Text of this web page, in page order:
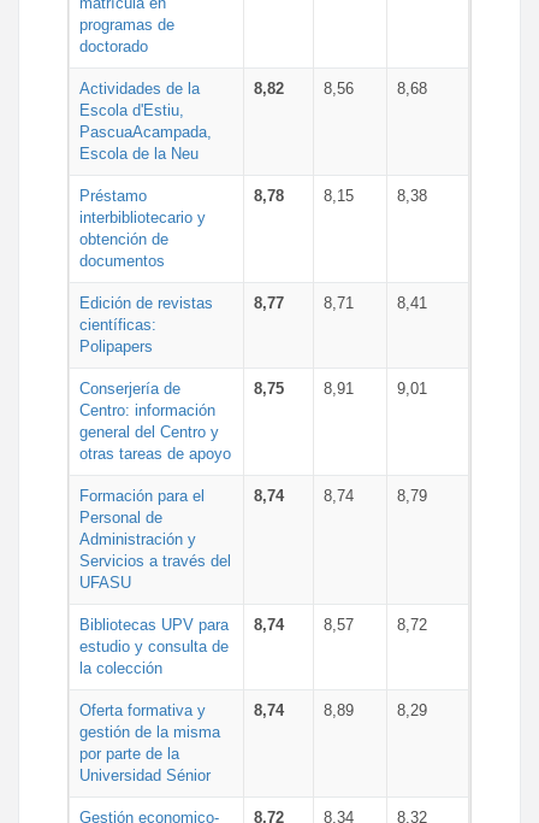
programas de
doctorado
Actividades de la
Escola d'Estiu,
PascuaAcampada,
Escola de la Neu
8,82 8,56 8,68
Préstamo
interbibliotecario y
obtención de
documentos
8,78 8,15 8,38
Edición de revistas
científicas:
Polipapers
8,77 8,71 8,41
Conserjería de
Centro: información
general del Centro y
otras tareas de apoyo
8,75 8,91 9,01
Formación para el
Personal de
Administración y
Servicios a través del
UFASU
8,74 8,74 8,79
Bibliotecas UPV para
estudio y consulta de
la colección
8,74 8,57 8,72
Oferta formativa y
gestión de la misma
por parte de la
Universidad Sénior
8,74 8,89 8,29
Gestión economico- 8,72 8,34 8,32